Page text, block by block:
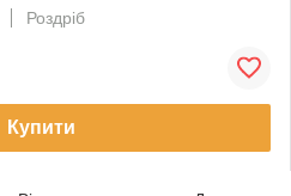
Роздріб
Купити